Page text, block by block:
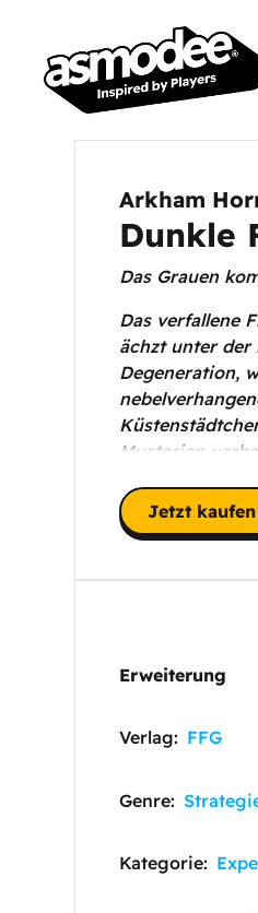
Arkham
Dunkle
Das Grauen
Das verfallene
ächzt unter der
Degeneration,
Mysterien
Jetzt kaufen
Erweiterung
Verlag: FFG
Genre:
Kategorie: